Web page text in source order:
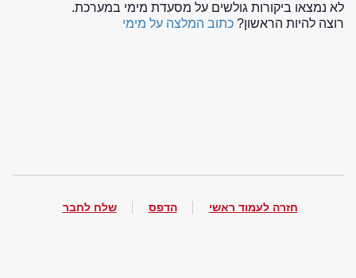
לא נמצאו ביקורות גולשים על מסעדת מימי במערכת.
רוצה להיות הראשון? כתוב המלצה על מימי
חזרה לעמוד ראשי הדפס שלח לחבר